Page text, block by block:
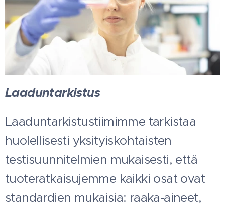
Laaduntarkistus
Laaduntarkistustiimimme tarkistaa
huolellisesti yksityiskohtaisten
testisuunnitelmien mukaisesti, että
tuoteratkaisujemme kaikki osat ovat
standardien mukaisia: raaka-aineet,